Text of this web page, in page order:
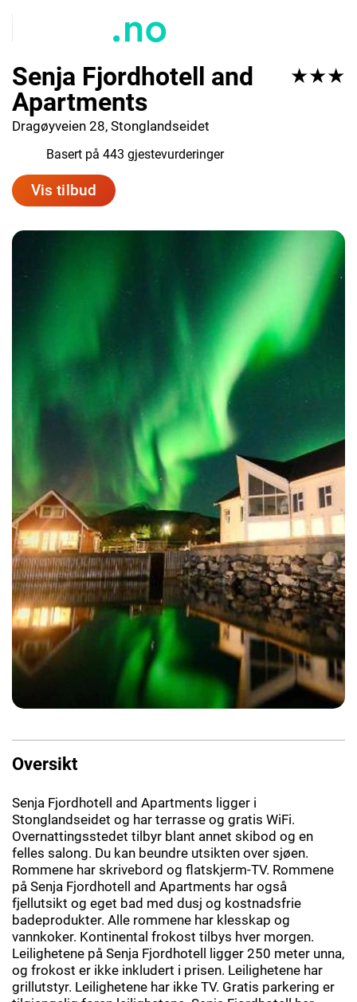
Senja Fjordhotell and
Apartments
★★★
Dragøyveien 28, Stonglandseidet
Basert på 443 gjestevurderinger
Vis tilbud
Oversikt
Senja Fjordhotell and Apartments ligger i
Stonglandseidet og har terrasse og gratis WiFi.
Overnattingsstedet tilbyr blant annet skibod og en
felles salong. Du kan beundre utsikten over sjøen.
Rommene har skrivebord og flatskjerm-TV. Rommene
på Senja Fjordhotell and Apartments har også
fjellutsikt og eget bad med dusj og kostnadsfrie
badeprodukter. Alle rommene har klesskap og
vannkoker. Kontinental frokost tilbys hver morgen.
Leilighetene på Senja Fjordhotell ligger 250 meter unna,
og frokost er ikke inkludert i prisen. Leilighetene har
grillutstyr. Leilighetene har ikke TV. Gratis parkering er